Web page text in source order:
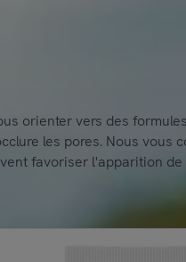
orienter vers des
les pores. Nous vous
favoriser l'apparition de